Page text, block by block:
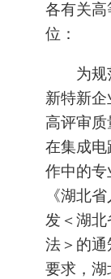
各有关
位：
为
新特新
高评审质
在集成电
作中的
《湖北
发＜湖
法＞的通
要求，